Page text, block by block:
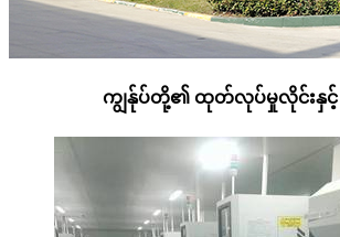
ကျွန်ုပ်တို့၏ ထုတ်လုပ်မှုလိုင်းနှင့်